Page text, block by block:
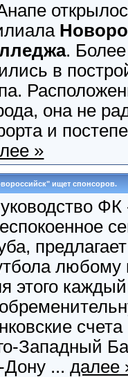
.
в
она не
и
»
ищет спонсоров.
любому
этого
счета
Западный
Дону ...далее